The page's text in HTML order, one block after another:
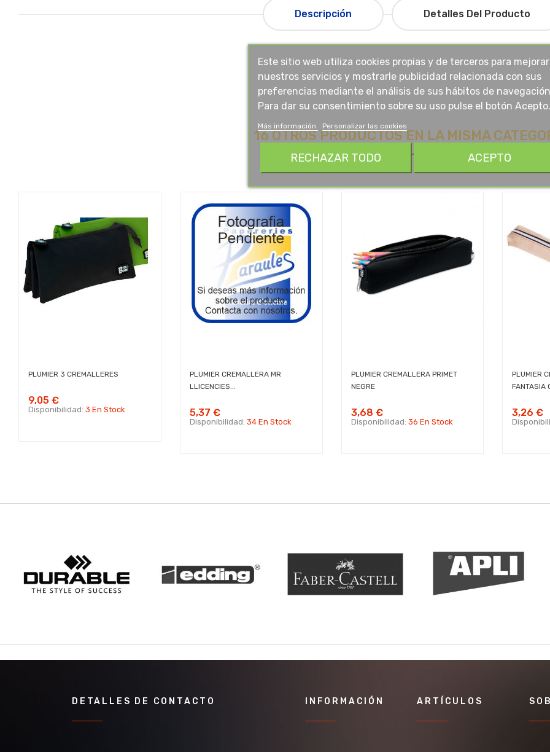
Descripción Detalles Del Producto
16 OTROS PRODUCTOS EN LA MISMA
PLUMIER 3 CREMALLERES
9,05 €
Disponibilidad: 3 En Stock
PLUMIER CREMALLERA MR
LLICENCIES...
5,37 €
Disponibilidad: 34 En Stock
PLUMIER CREMALLERA PRIMET
NEGRE
3,68 €
Disponibilidad: 36 En Stock
PLUMIER
FANTASIA
3,26 €
DETALLES DE CONTACTO INFORMACIÓN ARTÍCULOS
Este sitio web utiliza cookies propias y de terceros para mejorar
nuestros servicios y mostrarle publicidad relacionada con sus
preferencias mediante el análisis de sus hábitos de
Para dar su consentimiento sobre su uso pulse el botón Acepto.
Más información Personalizar las cookies
RECHAZAR TODO ACEPTO